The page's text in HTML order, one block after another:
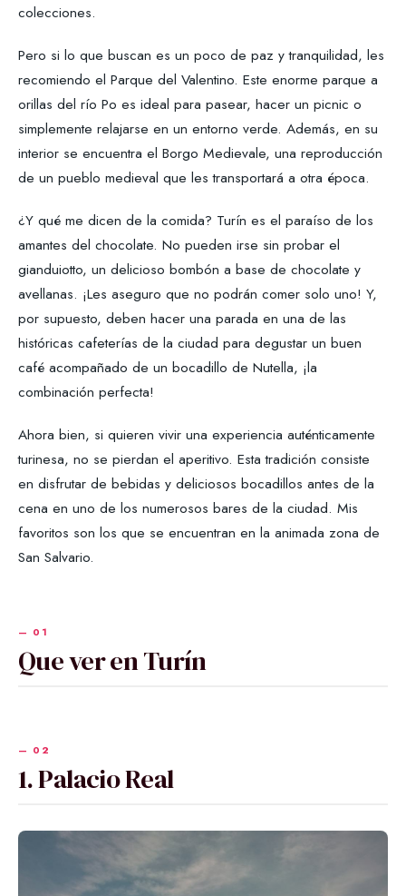
colecciones.
Pero si lo que buscan es un poco de paz y tranquilidad, les
recomiendo el Parque del Valentino. Este enorme parque a
orillas del río Po es ideal para pasear, hacer un picnic o
simplemente relajarse en un entorno verde. Además, en su
interior se encuentra el Borgo Medievale, una reproducción
de un pueblo medieval que les transportará a otra época.
¿Y qué me dicen de la comida? Turín es el paraíso de los
amantes del chocolate. No pueden irse sin probar el
gianduiotto, un delicioso bombón a base de chocolate y
avellanas. ¡Les aseguro que no podrán comer solo uno! Y,
por supuesto, deben hacer una parada en una de las
históricas cafeterías de la ciudad para degustar un buen
café acompañado de un bocadillo de Nutella, ¡la
combinación perfecta!
Ahora bien, si quieren vivir una experiencia auténticamente
turinesa, no se pierdan el aperitivo. Esta tradición consiste
en disfrutar de bebidas y deliciosos bocadillos antes de la
cena en uno de los numerosos bares de la ciudad. Mis
favoritos son los que se encuentran en la animada zona de
San Salvario.
Que ver en Turín
1. Palacio Real